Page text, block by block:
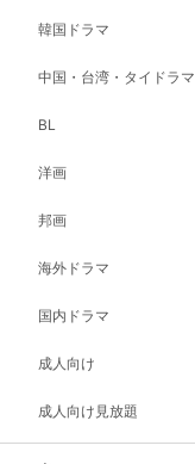
韓国ドラマ
中国・台湾・タイドラマ
BL
洋画
邦画
海外ドラマ
国内ドラマ
成人向け
成人向け見放題